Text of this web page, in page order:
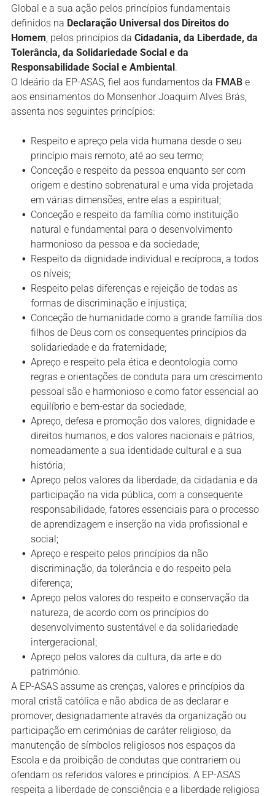
Global e a sua ação pelos princípios fundamentais
definidos na Declaração Universal dos Direitos do
Homem , pelos princípios da Cidadania, da Liberdade, da
Tolerância, da Solidariedade Social e da
Responsabilidade Social e Ambiental.
O Ideário da EP-ASAS, fiel aos fundamentos da FMAB e
aos ensinamentos do Monsenhor Joaquim Alves Brás,
assenta nos seguintes princípios:
Respeito e apreço pela vida humana desde o seu
princípio mais remoto, até ao seu termo;
Conceção e respeito da pessoa enquanto ser com
origem e destino sobrenatural e uma vida projetada
em várias dimensões, entre elas a espiritual;
Conceção e respeito da família como instituição
natural e fundamental para o desenvolvimento
harmonioso da pessoa e da sociedade;
Respeito da dignidade individual e recíproca, a todos
os níveis;
Respeito pelas diferenças e rejeição de todas as
formas de discriminação e injustiça;
Conceção de humanidade como a grande família dos
filhos de Deus com os consequentes princípios da
solidariedade e da fraternidade;
Apreço e respeito pela ética e deontologia como
regras e orientações de conduta para um crescimento
pessoal são e harmonioso e como fator essencial ao
equilíbrio e bem-estar da sociedade;
Apreço, defesa e promoção dos valores, dignidade e
direitos humanos, e dos valores nacionais e pátrios,
nomeadamente a sua identidade cultural e a sua
história;
Apreço pelos valores da liberdade, da cidadania e da
participação na vida pública, com a consequente
responsabilidade, fatores essenciais para o processo
de aprendizagem e inserção na vida profissional e
social;
Apreço e respeito pelos princípios da não
discriminação, da tolerância e do respeito pela
diferença;
Apreço pelos valores do respeito e conservação da
natureza, de acordo com os princípios do
desenvolvimento sustentável e da solidariedade
intergeracional;
Apreço pelos valores da cultura, da arte e do
património.
A EP-ASAS assume as crenças, valores e princípios da
moral cristã católica e não abdica de as declarar e
promover, designadamente através da organização ou
participação em cerimónias de caráter religioso, da
manutenção de símbolos religiosos nos espaços da
Escola e da proibição de condutas que contrariem ou
ofendam os referidos valores e princípios. A EP-ASAS
respeita a liberdade de consciência e a liberdade religiosa